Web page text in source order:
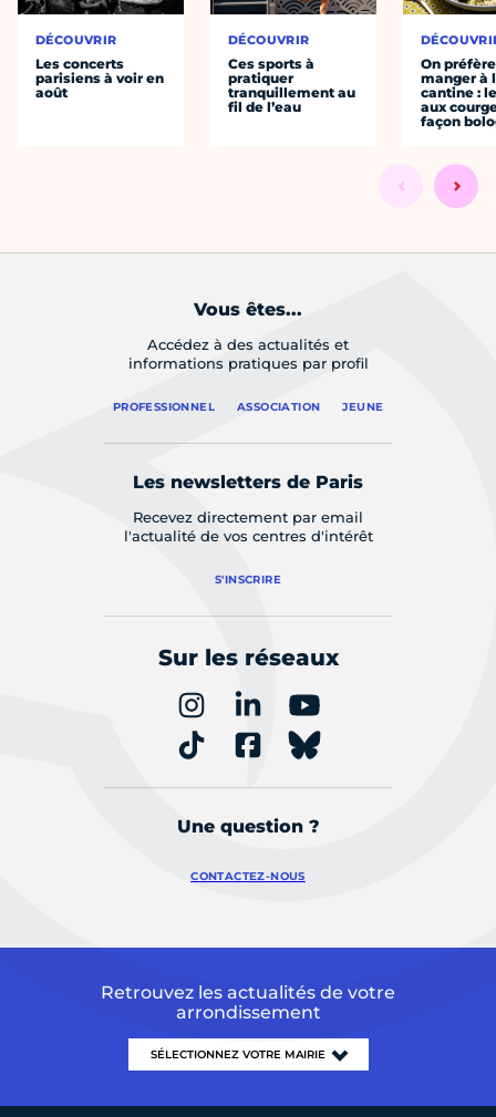
DÉCOUVRIR
Les concerts
parisiens à voir en
août
DÉCOUVRIR
Ces sports à
pratiquer
tranquillement au
fil de l’eau
On préfère
manger à
cantine :
aux
façon
Vous êtes...
Accédez à des actualités et
informations pratiques par profil
PROFESSIONNEL ASSOCIATION JEUNE
Les newsletters de Paris
Recevez directement par email
l'actualité de vos centres d'intérêt
S'INSCRIRE
Sur les réseaux
Une question ?
CONTACTEZ-NOUS
Retrouvez les actualités de votre
arrondissement